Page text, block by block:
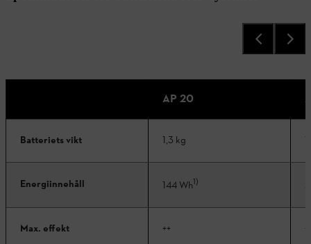
AP 20
Batteriets vikt 1,3 kg
Energiinnehåll 144 Wh1)
Max. effekt ++